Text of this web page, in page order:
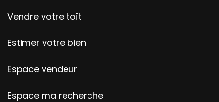
Vendre votre toît
Estimer votre bien
Espace vendeur
Espace ma recherche